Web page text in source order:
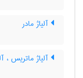
آلیاژ مادر
آلیاژ ماتریس ،